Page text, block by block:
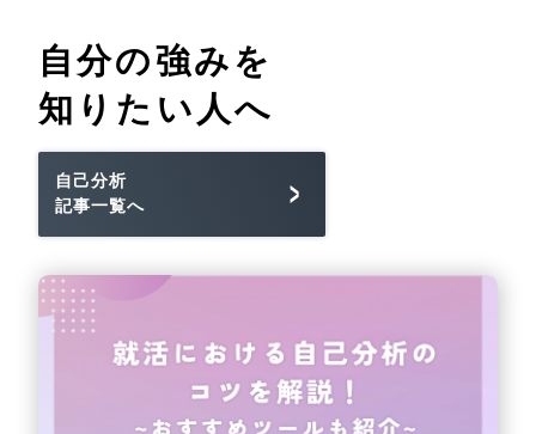
自分の強みを
知りたい人へ
自己分析
記事一覧へ